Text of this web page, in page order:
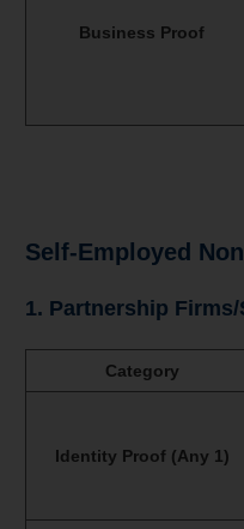
Business Proof
Self-Employed
1. Partnership
Category
Identity Proof (Any 1)